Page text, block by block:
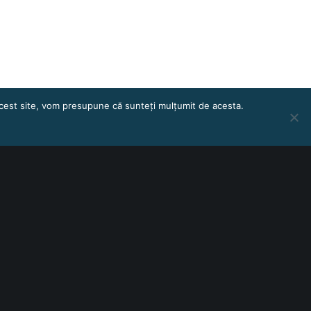
site, vom presupune că sunteți mulțumit de acesta.